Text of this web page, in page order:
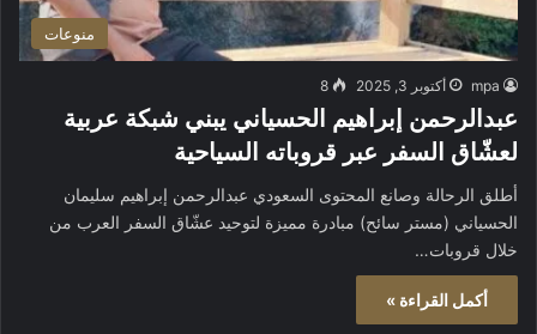
منوعات
mpa أكتوبر 3, 2025 8
عبدالرحمن إبراهيم الحسياني يبني شبكة عربية
لعشّاق السفر عبر قروباته السياحية
أطلق الرحالة وصانع المحتوى السعودي عبدالرحمن إبراهيم سليمان
الحسياني (مستر سائح) مبادرة مميزة لتوحيد عشّاق السفر العرب من
خلال قروبات…
أكمل القراءة »